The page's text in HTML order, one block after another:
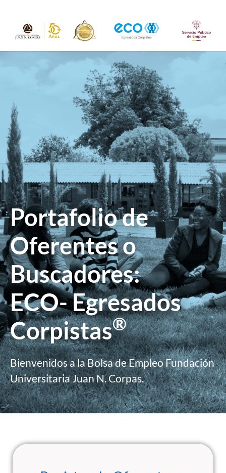
Portafolio de
Oferentes o
Buscadores:
ECO- Egresados
Corpistas®
Bienvenidos a la Bolsa de Empleo Fundación
Universitaria Juan N. Corpas.